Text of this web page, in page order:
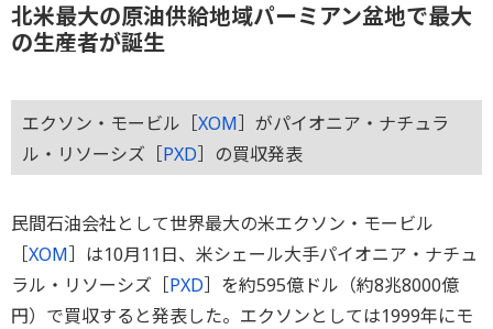
北米最大の原油供給地域パーミアン盆地で最大
の生産者が誕生
エクソン・モービル［XOM］がパイオニア・ナチュラ
ル・リソーシズ［PXD］の買収発表
民間石油会社として世界最大の米エクソン・モービル
［XOM］は10月11日、米シェール大手パイオニア・ナチュ
ラル・リソーシズ［PXD］を約595億ドル（約8兆8000億
円）で買収すると発表した。エクソンとしては1999年にモ